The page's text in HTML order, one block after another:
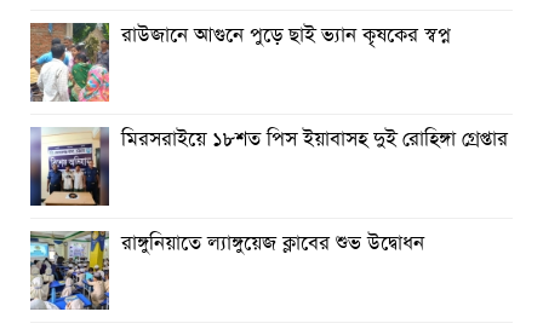
রাউজানে আগুনে পুড়ে ছাই ভ্যান কৃষকের স্বপ্ন
মিরসরাইয়ে ১৮শত পিস ইয়াবাসহ দুই রোহিঙ্গা গ্রেপ্তার
রাঙ্গুনিয়াতে ল্যাঙ্গুয়েজ ক্লাবের শুভ উদ্বোধন